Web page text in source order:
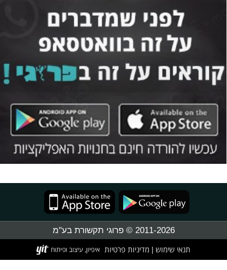
2011-2026 © פרוגי תקשורת בע"מ
תנאי שימוש מדיניות פרטיות